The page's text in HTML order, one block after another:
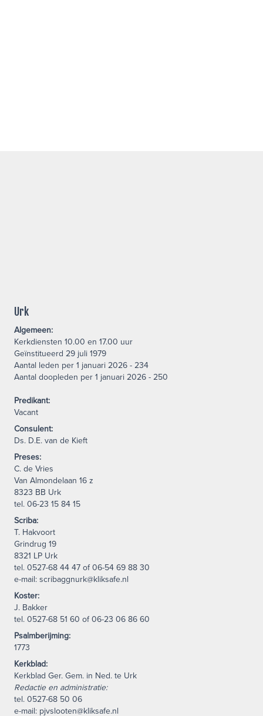
Urk
Algemeen:
Kerkdiensten 10.00 en 17.00 uur
Geïnstitueerd 29 juli 1979
Aantal leden per 1 januari 2026 - 234
Aantal doopleden per 1 januari 2026 - 250
Predikant:
Vacant
Consulent:
Ds. D.E. van de Kieft
Preses:
C. de Vries
Van Almondelaan 16 z
8323 BB Urk
tel. 06-23 15 84 15
Scriba:
T. Hakvoort
Grindrug 19
8321 LP Urk
tel. 0527-68 44 47 of 06-54 69 88 30
e-mail: scribaggnurk@kliksafe.nl
Koster:
J. Bakker
tel. 0527-68 51 60 of 06-23 06 86 60
Psalmberijming:
1773
Kerkblad:
Kerkblad Ger. Gem. in Ned. te Urk
Redactie en administratie:
tel. 0527-68 50 06
e-mail: pjvslooten@kliksafe.nl